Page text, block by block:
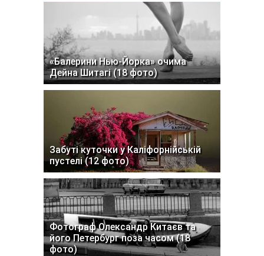
«Балерини Нью-Йорка» очима
Дейна Шитагі (18 фото)
Забуті куточки у Каліфорнійській
пустелі (12 фото)
Фотограф Олександр Китаєв та
його Петербург поза часом (18
фото)